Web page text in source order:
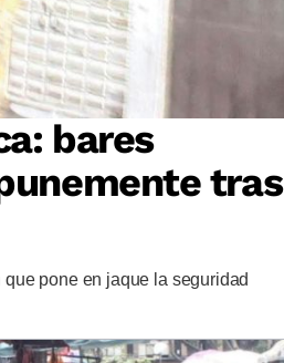
bares
tras
pone en jaque la seguridad